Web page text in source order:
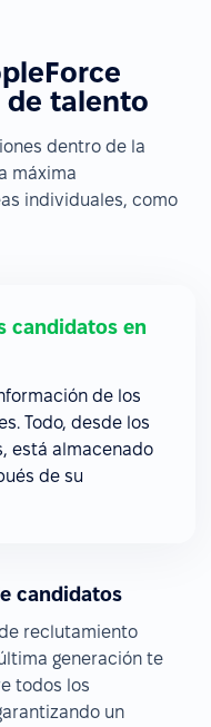
talento
dentro de la
máxima
individuales, como
candidatos en
de los
Todo, desde los
está almacenado
de su
candidatos
reclutamiento
generación te
todos los
un